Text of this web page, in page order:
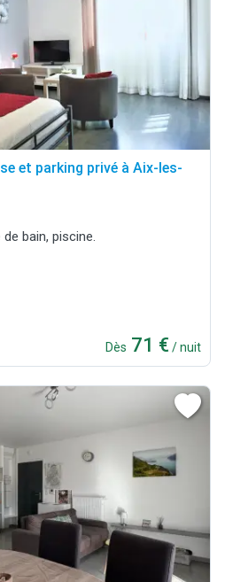
et parking privé à Aix-les-
bain, piscine.
Dès 71 € / nuit